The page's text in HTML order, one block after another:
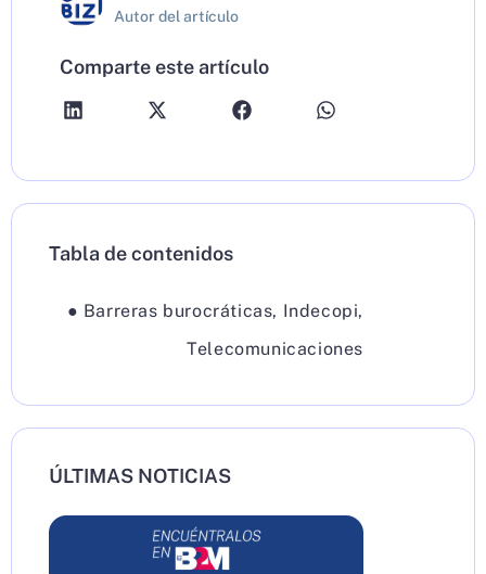
Autor del artículo
Comparte este artículo
Tabla de contenidos
● Barreras burocráticas, Indecopi,
Telecomunicaciones
ÚLTIMAS NOTICIAS